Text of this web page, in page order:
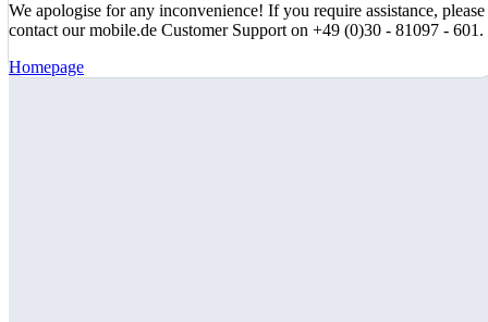
We apologise for any inconvenience! If you require assistance, please
contact our mobile.de Customer Support on +49 (0)30 - 81097 - 601.
Homepage